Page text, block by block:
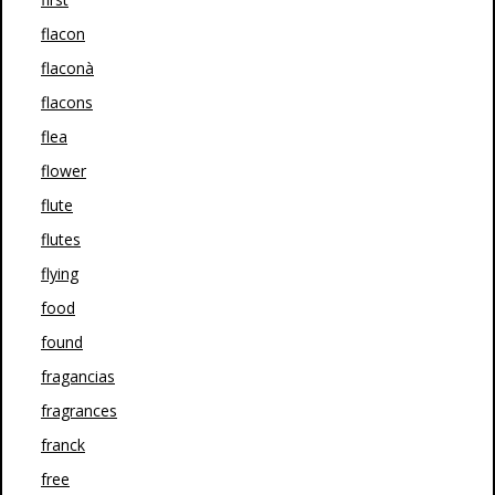
flacon
flaconà
flacons
flea
flower
flute
flutes
flying
food
found
fragancias
fragrances
franck
free